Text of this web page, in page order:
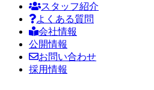
スタッフ紹介
よくある質問
会社情報
公開情報
お問い合わせ
採用情報